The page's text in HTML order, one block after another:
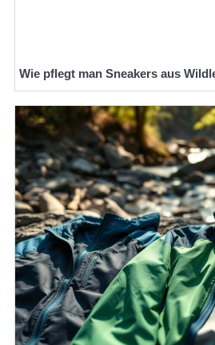
Wie pflegt man Sneakers aus